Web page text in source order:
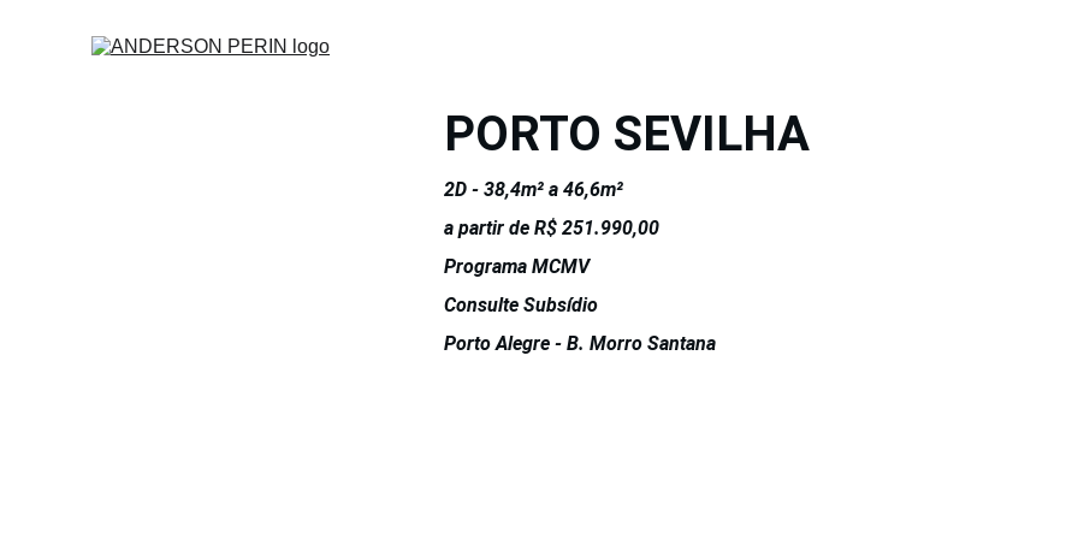
PORTO SEVILHA
2D - 38,4m² a 46,6m²
a partir de R$ 251.990,00
Programa MCMV
Consulte Subsídio
Porto Alegre - B. Morro Santana